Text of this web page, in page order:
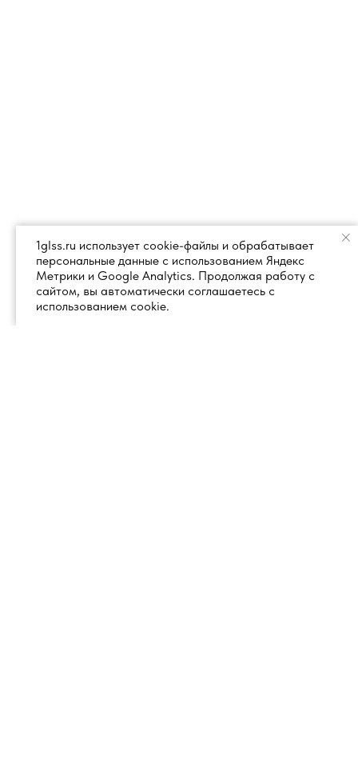
1glss.ru использует cookie-файлы и обрабатывает
персональные данные с использованием Яндекс
Метрики и Google Analytics. Продолжая работу с
сайтом, вы автоматически соглашаетесь с
использованием cookie.